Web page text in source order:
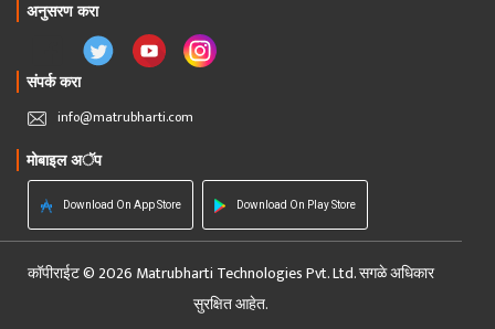
अनुसरण करा
संपर्क करा
info@matrubharti.com
मोबाइल अॅप
Download On App Store Download On Play Store
कॉपीराईट © 2026 Matrubharti Technologies Pvt. Ltd. सगळे अधिकार
सुरक्षित आहेत.